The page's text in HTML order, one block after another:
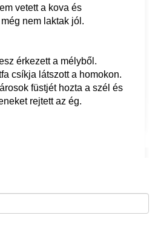
vetett a kova és
nem laktak jól.
érkezett a mélyből.
csíkja látszott a homokon.
füstjét hozta a szél és
rejtett az ég.